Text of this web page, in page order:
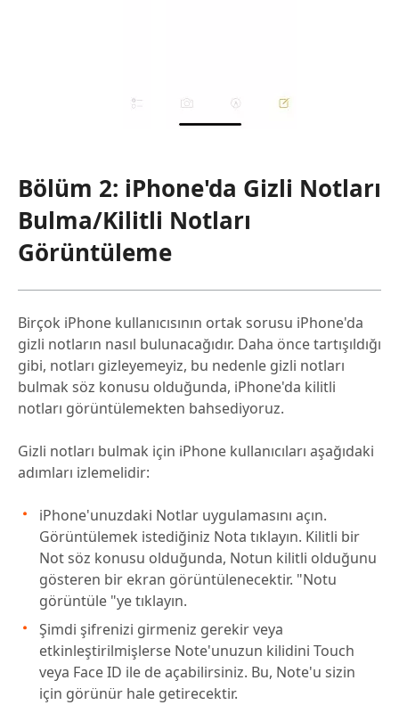
Bölüm 2: iPhone'da Gizli Notları
Bulma/Kilitli Notları
Görüntüleme
Birçok iPhone kullanıcısının ortak sorusu iPhone'da
gizli notların nasıl bulunacağıdır. Daha önce tartışıldığı
gibi, notları gizleyemeyiz, bu nedenle gizli notları
bulmak söz konusu olduğunda, iPhone'da kilitli
notları görüntülemekten bahsediyoruz.
Gizli notları bulmak için iPhone kullanıcıları aşağıdaki
adımları izlemelidir:
iPhone'unuzdaki Notlar uygulamasını açın.
Görüntülemek istediğiniz Nota tıklayın. Kilitli bir
Not söz konusu olduğunda, Notun kilitli olduğunu
gösteren bir ekran görüntülenecektir. "Notu
görüntüle "ye tıklayın.
Şimdi şifrenizi girmeniz gerekir veya
etkinleştirilmişlerse Note'unuzun kilidini Touch
veya Face ID ile de açabilirsiniz. Bu, Note'u sizin
için görünür hale getirecektir.